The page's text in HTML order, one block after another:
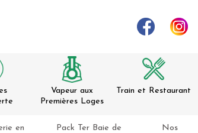
en
Pack Ter Baie de
Nos
Vapeur aux
Premières Loges
Train et Restaurant